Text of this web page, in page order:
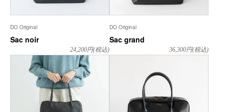
DO Original
Sac noir
24,200円(税込)
DO Original
Sac grand
36,300円(税込)